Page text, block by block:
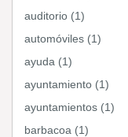
auditorio (1)
automóviles (1)
ayuda (1)
ayuntamiento (1)
ayuntamientos (1)
barbacoa (1)